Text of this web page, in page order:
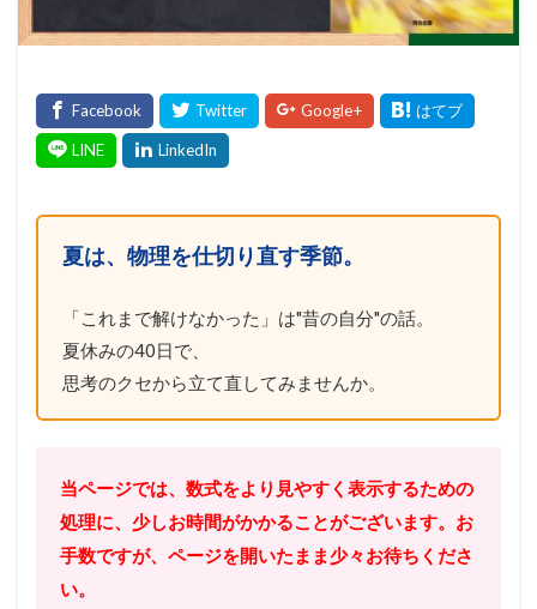
夏は、物理を仕切り直す季節。
「これまで解けなかった」は"昔の自分"の話。
夏休みの40日で、
思考のクセから立て直してみませんか。
当ページでは、数式をより見やすく表示するための
処理に、少しお時間がかかることがございます。お
手数ですが、ページを開いたまま少々お待ちくださ
い。